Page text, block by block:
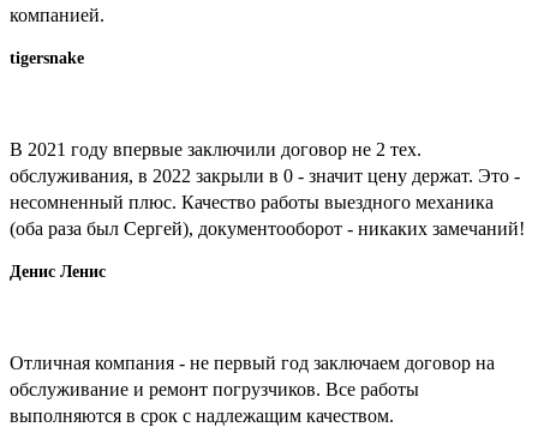
компанией.
tigersnake
В 2021 году впервые заключили договор не 2 тех.
обслуживания, в 2022 закрыли в 0 - значит цену держат. Это -
несомненный плюс. Качество работы выездного механика
(оба раза был Сергей), документооборот - никаких замечаний!
Денис Ленис
Отличная компания - не первый год заключаем договор на
обслуживание и ремонт погрузчиков. Все работы
выполняются в срок с надлежащим качеством.